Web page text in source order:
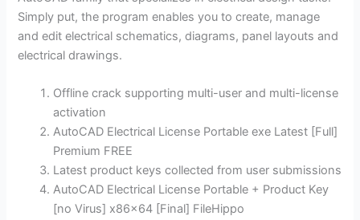
Simply put, the program enables you to create, manage
and edit electrical schematics, diagrams, panel layouts and
electrical drawings.
Offline crack supporting multi-user and multi-license
activation
AutoCAD Electrical License Portable exe Latest [Full]
Premium FREE
Latest product keys collected from user submissions
AutoCAD Electrical License Portable + Product Key
[no Virus] x86x64 [Final] FileHippo